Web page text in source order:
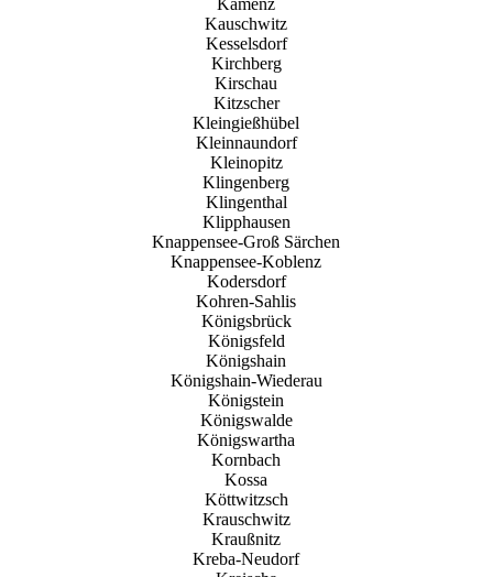
Kauschwitz
Kesselsdorf
Kirchberg
Kirschau
Kitzscher
Kleingießhübel
Kleinnaundorf
Kleinopitz
Klingenberg
Klingenthal
Klipphausen
Knappensee-Groß Särchen
Knappensee-Koblenz
Kodersdorf
Kohren-Sahlis
Königsbrück
Königsfeld
Königshain
Königshain-Wiederau
Königstein
Königswalde
Königswartha
Kornbach
Kossa
Köttwitzsch
Krauschwitz
Kraußnitz
Kreba-Neudorf